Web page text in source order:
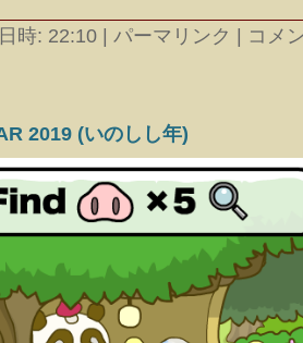
日時: 22:10 | パーマリンク | コメ
2019 (いのしし年)